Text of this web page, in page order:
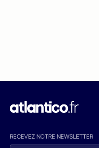
RECEVEZ NOTRE NEWSLETTER